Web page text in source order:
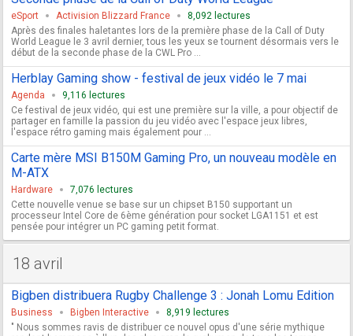
eSport Activision Blizzard France
8,092 lectures
Après des finales haletantes lors de la première phase de la Call of Duty
World League le 3 avril dernier, tous les yeux se tournent désormais vers le
début de la seconde phase de la CWL Pro ...
Herblay Gaming show - festival de jeux vidéo le 7 mai
Agenda
9,116 lectures
Ce festival de jeux vidéo, qui est une première sur la ville, a pour objectif de
partager en famille la passion du jeu vidéo avec l'espace jeux libres,
l'espace rétro gaming mais également pour ...
Carte mère MSI B150M Gaming Pro, un nouveau modèle en
M-ATX
Hardware
7,076 lectures
Cette nouvelle venue se base sur un chipset B150 supportant un
processeur Intel Core de 6ème génération pour socket LGA1151 et est
pensée pour intégrer un PC gaming petit format.
18 avril
Bigben distribuera Rugby Challenge 3 : Jonah Lomu Edition
Business Bigben Interactive
8,919 lectures
" Nous sommes ravis de distribuer ce nouvel opus d'une série mythique